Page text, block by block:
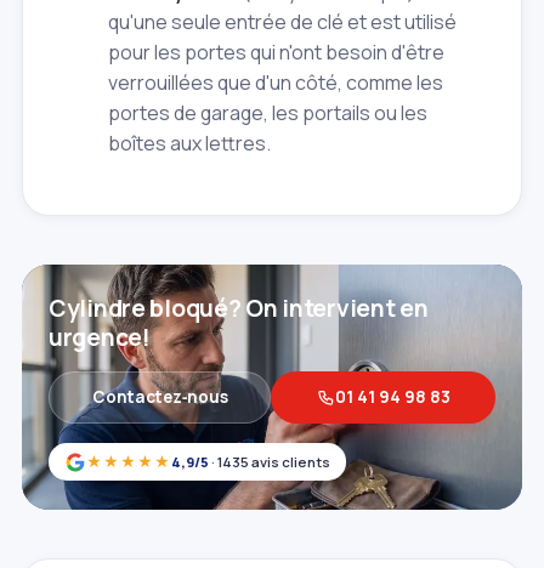
qu'une seule entrée de clé et est utilisé
pour les portes qui n'ont besoin d'être
verrouillées que d'un côté, comme les
portes de garage, les portails ou les
boîtes aux lettres.
★★★★★ 4,9/5 · 1435 avis clients
Cylindre bloqué? On intervient en
urgence!
Contactez‑nous 01 41 94 98 83